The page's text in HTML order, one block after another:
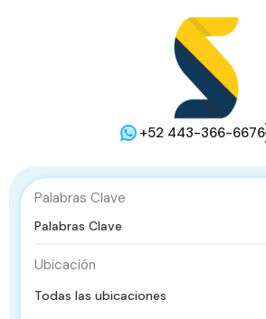
+52 443-366-6676
Palabras Clave
Ubicación
Todas las ubicaciones